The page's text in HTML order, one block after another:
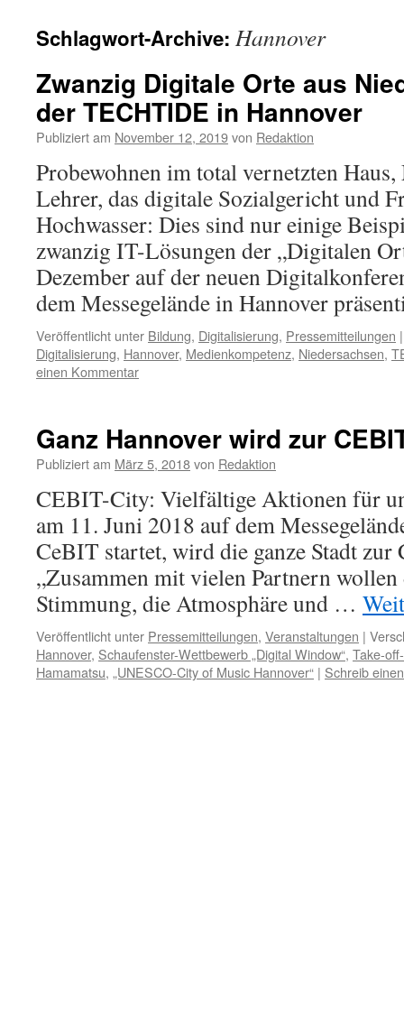
Schlagwort-Archive: Hannover
Zwanzig Digitale Orte aus
der TECHTIDE in Hannover
Publiziert am November 12, 2019von Redaktion
Probewohnen im total vernetzten
Lehrer, das digitale Sozialgericht und
Hochwasser: Dies sind nur einige
zwanzig IT-Lösungen der „Digitalen
Dezember auf der neuen
dem Messegelände in Hannover
Veröffentlicht unter Bildung, Digitalisierung, Pressemitteilungen |
Digitalisierung, Hannover, Medienkompetenz, Niedersachsen,
einen Kommentar
Ganz Hannover wird zur
Publiziert am März 5, 2018von Redaktion
CEBIT-City: Vielfältige Aktionen für
am 11. Juni 2018 auf dem
CeBIT startet, wird die ganze Stadt
„Zusammen mit vielen Partnern
Stimmung, die Atmosphäre und …
Veröffentlicht unter Pressemitteilungen, Veranstaltungen |
Hannover, Schaufenster-Wettbewerb „Digital Window“, Take-
Hamamatsu, „UNESCO-City of Music Hannover“ | Schreib